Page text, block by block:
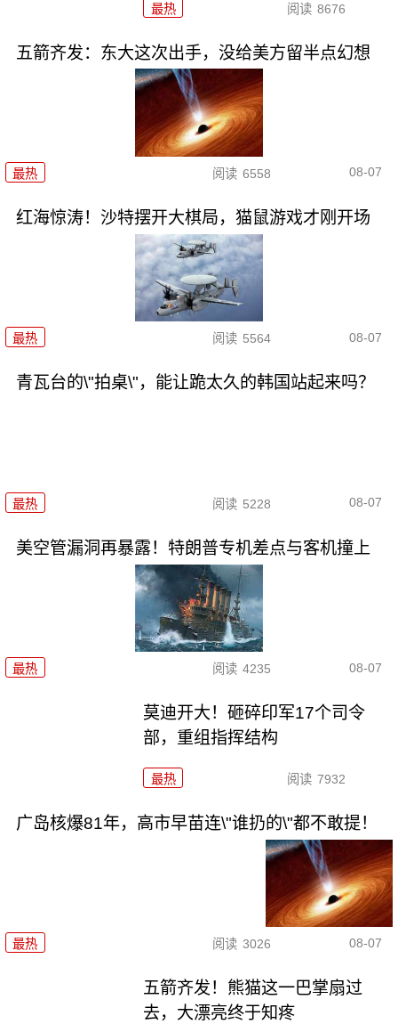
最热 阅读 8676
五箭齐发：东大这次出手，没给美方留半点幻想
最热 阅读 6558 08-07
红海惊涛！沙特摆开大棋局，猫鼠游戏才刚开场
最热 阅读 5564 08-07
青瓦台的\"拍桌\"，能让跪太久的韩国站起来吗？
最热 阅读 5228 08-07
美空管漏洞再暴露！特朗普专机差点与客机撞上
最热 阅读 4235 08-07
莫迪开大！砸碎印军17个司令
部，重组指挥结构
最热 阅读 7932
广岛核爆81年，高市早苗连\"谁扔的\"都不敢提！
最热 阅读 3026 08-07
五箭齐发！熊猫这一巴掌扇过
去，大漂亮终于知疼